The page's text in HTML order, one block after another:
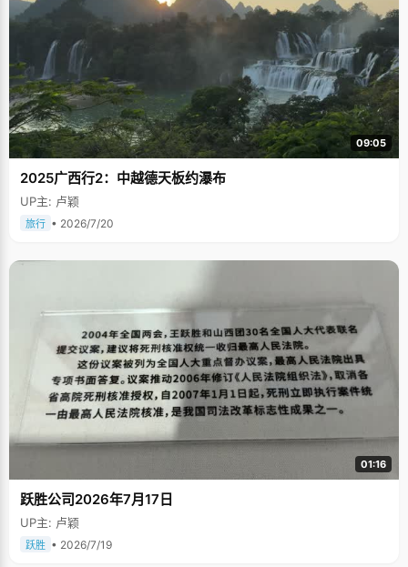
09:05
2025广西行2：中越德天板约瀑布
UP主: 卢颖
旅行 • 2026/7/20
01:16
跃胜公司2026年7月17日
UP主: 卢颖
跃胜 • 2026/7/19